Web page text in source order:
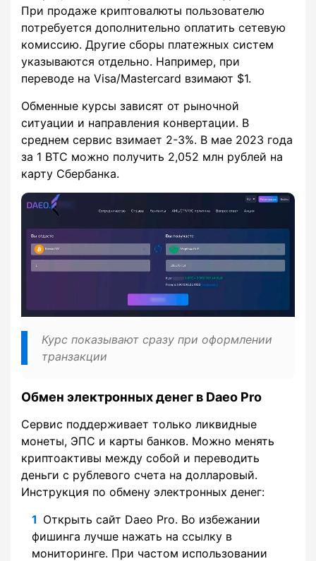
При продаже криптовалюты пользователю
потребуется дополнительно оплатить сетевую
комиссию. Другие сборы платежных систем
указываются отдельно. Например, при
переводе на Visa/Mastercard взимают $1.
Обменные курсы зависят от рыночной
ситуации и направления конвертации. В
среднем сервис взимает 2-3%. В мае 2023 года
за 1 BTC можно получить 2,052 млн рублей на
карту Сбербанка.
Курс показывают сразу при оформлении
транзакции
Обмен электронных денег в Daeo Pro
Сервис поддерживает только ликвидные
монеты, ЭПС и карты банков. Можно менять
криптоактивы между собой и переводить
деньги с рублевого счета на долларовый.
Инструкция по обмену электронных денег:
Открыть сайт Daeo Pro. Во избежании
фишинга лучше нажать на ссылку в
мониторинге. При частом использовании